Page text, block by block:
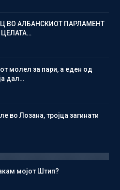
ВО АЛБАНСКИОТ ПАРЛАМЕНТ
ЦЕЛАТА…
молел за пари, а еден од
дал…
во Лозана, тројца загинати
мојот Штип?